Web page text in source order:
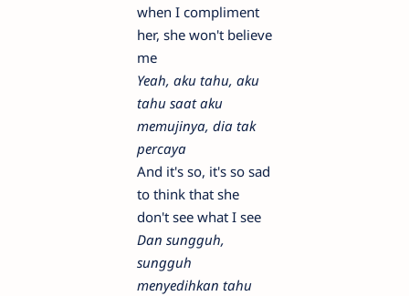
when I compliment
her, she won't believe
me
Yeah, aku tahu, aku
tahu saat aku
memujinya, dia tak
percaya
And it's so, it's so sad
to think that she
don't see what I see
Dan sungguh,
sungguh
menyedihkan tahu